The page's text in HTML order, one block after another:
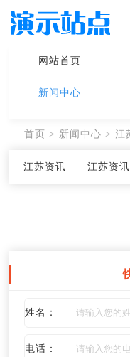
网站首页
新闻中心
首页 > 新闻中心 >江
江苏资讯 江苏资讯
姓名：
电话：